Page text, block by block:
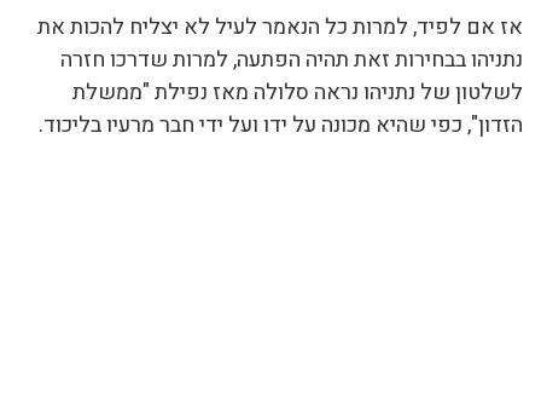
אז אם לפיד, למרות כל הנאמר לעיל לא יצליח להכות את
נתניהו בבחירות זאת תהיה הפתעה, למרות שדרכו חזרה
לשלטון של נתניהו נראה סלולה מאז נפילת "ממשלת
הזדון", כפי שהיא מכונה על ידו ועל ידי חבר מרעיו בליכוד.